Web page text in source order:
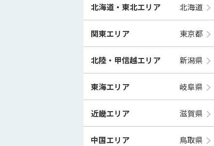
北海道・東北エリア 北海道
関東エリア 東京都
北陸・甲信越エリア 新潟県
東海エリア 岐阜県
近畿エリア 滋賀県
中国エリア 鳥取県